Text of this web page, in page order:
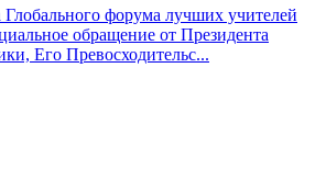
форума лучших учителей
обращение от Президента
Его Превосходительс...